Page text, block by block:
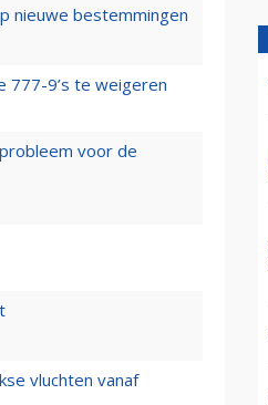
nieuwe bestemmingen
777-9’s te weigeren
voor de
vluchten vanaf